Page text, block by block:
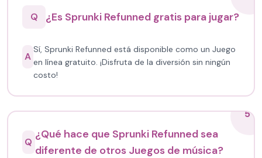
Q
¿Es Sprunki Refunned gratis para jugar?
A
Sí, Sprunki Refunned está disponible como un Juego
en línea gratuito. ¡Disfruta de la diversión sin ningún
costo!
5
Q
¿Qué hace que Sprunki Refunned sea
diferente de otros Juegos de música?